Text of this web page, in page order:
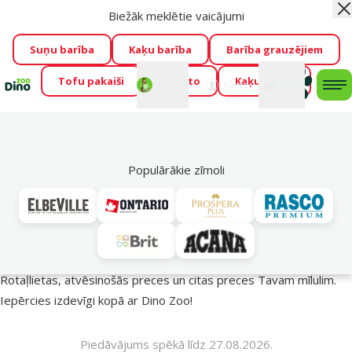
Visu mēnesi Dino Zoo piedāvā lieliskas cenas mīluļu TOP
barībām! 🍖→Skatīt piedāvājumu!
Fotokonkurss “GADA ŪSAIŅI”!
Varbūt tieši Tavs mīlulis
būs 2027. gada zvaigzne
→Piedalīties
Mans
konts
Biežāk meklētie vaicājumi
Suņu barība Kaķu barība Barība grauzējiem
Tofu pakaiši Foresto Kaķu mājas
Populārākie zīmoli
Vasara turpinās – atlaides katrai gaumei!
Rotaļlietas, atvēsinošās preces un citas preces Tavam mīlulim.
Iepērcies izdevīgi kopā ar Dino Zoo!
Piedāvājums spēkā līdz 27.08.2026.